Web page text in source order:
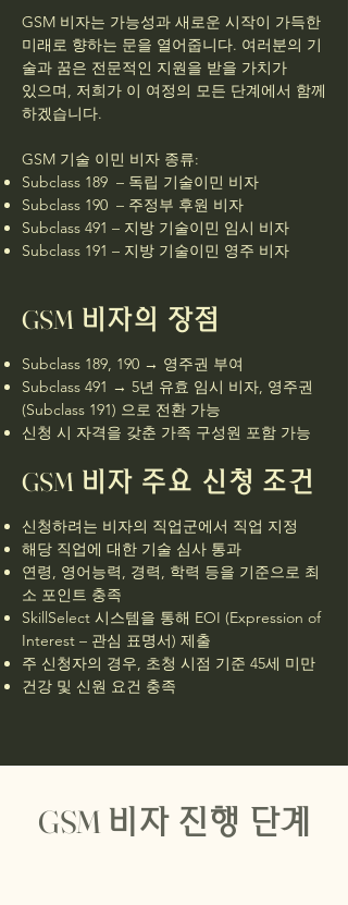
GSM 비자는 가능성과 새로운 시작이 가득한
미래로 향하는 문을 열어줍니다. 여러분의 기
술과 꿈은 전문적인 지원을 받을 가치가
있으며, 저희가 이 여정의 모든 단계에서 함께
하겠습니다.
GSM 기술 이민 비자 종류:
Subclass 189 – 독립 기술이민 비자
Subclass 190 – 주정부 후원 비자
Subclass 491 – 지방 기술이민 임시 비자
Subclass 191 – 지방 기술이민 영주 비자
GSM 비자의 장점
Subclass 189, 190 → 영주권 부여
Subclass 491 → 5년 유효 임시 비자, 영주권
(Subclass 191) 으로 전환 가능
신청 시 자격을 갖춘 가족 구성원 포함 가능
​GSM 비자 주요 신청 조건
신청하려는 비자의 직업군에서 직업 지정
해당 직업에 대한 기술 심사 통과
연령, 영어능력, 경력, 학력 등을 기준으로 최
소 포인트 충족
SkillSelect 시스템을 통해 EOI (Expression of
Interest – 관심 표명서) 제출
주 신청자의 경우, 초청 시점 기준 45세 미만
건강 및 신원 요건 충족
GSM 비자 진행 단계